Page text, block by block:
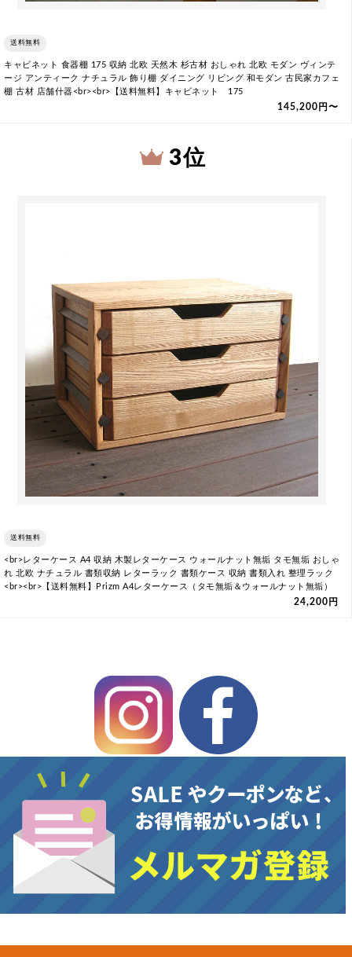
送料無料
キャビネット 食器棚 175 収納 北欧 天然木 杉古材 おしゃれ 北欧 モダン ヴィンテ
ージ アンティーク ナチュラル 飾り棚 ダイニング リビング 和モダン 古民家カフェ
棚 古材 店舗什器<br><br>【送料無料】キャビネット 175
145,200円〜
3 位
送料無料
<br>レターケース A4 収納 木製レターケース ウォールナット無垢 タモ無垢 おしゃ
れ 北欧 ナチュラル 書類収納 レターラック 書類ケース 収納 書類入れ 整理ラック
<br><br>【送料無料】Prizm A4レターケース（タモ無垢＆ウォールナット無垢）
24,200円